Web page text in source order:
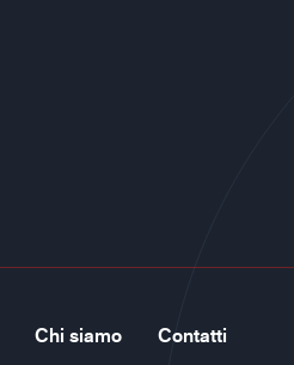
Chi siamo Contatti